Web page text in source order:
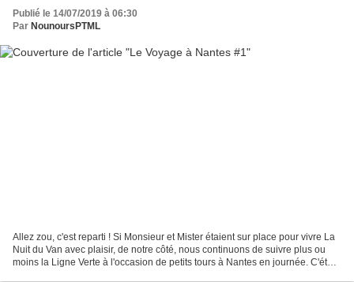
Publié le 14/07/2019 à 06:30
Par NounoursPTML
Allez zou, c'est reparti ! Si Monsieur et Mister étaient sur place pour vivre La
Nuit du Van avec plaisir, de notre côté, nous continuons de suivre plus ou
moins la Ligne Verte à l'occasion de petits tours à Nantes en journée. C'était